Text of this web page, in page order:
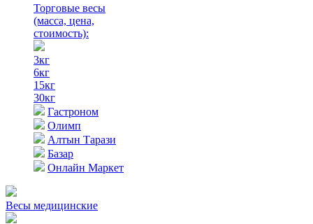
Торговые весы
(масса, цена,
стоимость):
3кг
6кг
15кг
30кг
Гастроном
Олимп
Алтын Тарази
Базар
Онлайн Маркет
Весы медицинские